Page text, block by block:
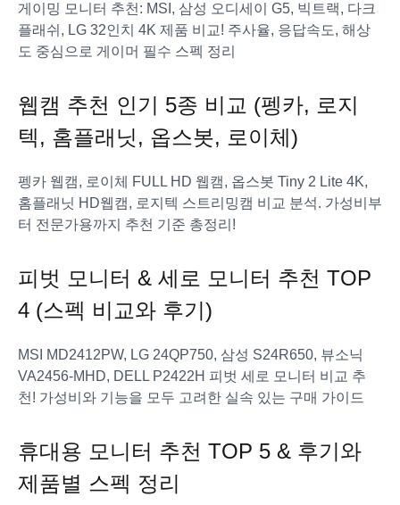
게이밍 모니터 추천: MSI, 삼성 오디세이 G5, 빅트랙, 다크
플래쉬, LG 32인치 4K 제품 비교! 주사율, 응답속도, 해상
도 중심으로 게이머 필수 스펙 정리
웹캠 추천 인기 5종 비교 (펭카, 로지
텍, 홈플래닛, 옵스봇, 로이체)
펭카 웹캠, 로이체 FULL HD 웹캠, 옵스봇 Tiny 2 Lite 4K,
홈플래닛 HD웹캠, 로지텍 스트리밍캠 비교 분석. 가성비부
터 전문가용까지 추천 기준 총정리!
피벗 모니터 & 세로 모니터 추천 TOP
4 (스펙 비교와 후기)
MSI MD2412PW, LG 24QP750, 삼성 S24R650, 뷰소닉
VA2456-MHD, DELL P2422H 피벗 세로 모니터 비교 추
천! 가성비와 기능을 모두 고려한 실속 있는 구매 가이드
휴대용 모니터 추천 TOP 5 & 후기와
제품별 스펙 정리